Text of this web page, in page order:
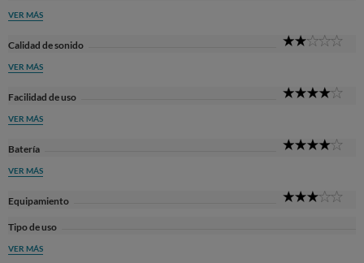
VER MÁS
Calidad de sonido
VER MÁS
Facilidad de uso
VER MÁS
Batería
VER MÁS
Equipamiento
Tipo de uso
VER MÁS